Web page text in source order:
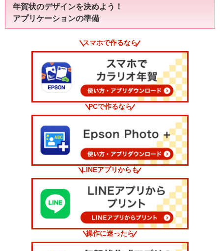
年賀状のデザインを決めよう！
アプリケーションの準備
スマホで作るなら
PCで作るなら
LINEアプリからも
操作に迷ったら